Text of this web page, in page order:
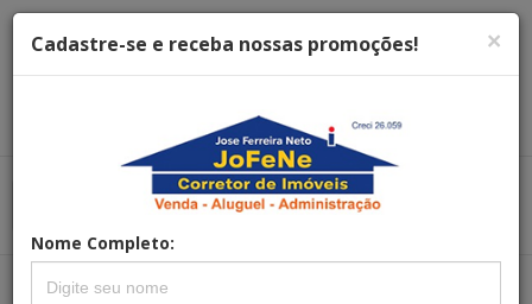
Menu Principal
×
Cadastre-se e receba nossas promoções!
Nome Completo: